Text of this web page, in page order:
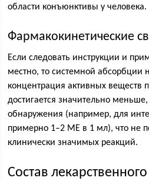
области конъюнктивы у человека.
Фармакокинетические
Если следовать инструкции и
местно, то системной абсорбции
концентрация активных веществ
достигается значительно
обнаружения (например, для
примерно 1–2 МЕ в 1 мл), что не
клинически значимых реакций.
Состав